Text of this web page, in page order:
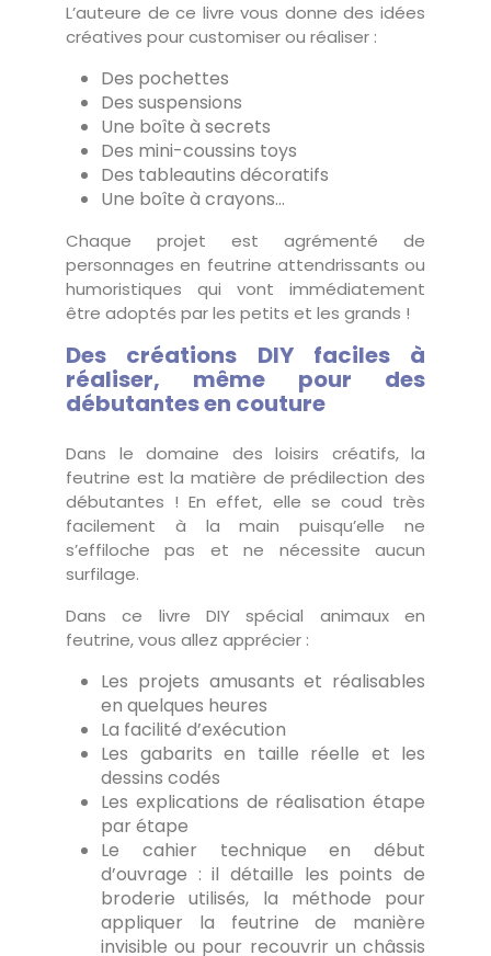
L’auteure de ce livre vous donne des idées
créatives pour customiser ou réaliser :
Des pochettes
Des suspensions
Une boîte à secrets
Des mini-coussins toys
Des tableautins décoratifs
Une boîte à crayons…
Chaque projet est agrémenté de
personnages en feutrine attendrissants ou
humoristiques qui vont immédiatement
être adoptés par les petits et les grands !
Des créations DIY faciles à
réaliser, même pour des
débutantes en couture
Dans le domaine des loisirs créatifs, la
feutrine est la matière de prédilection des
débutantes ! En effet, elle se coud très
facilement à la main puisqu’elle ne
s’effiloche pas et ne nécessite aucun
surfilage.
Dans ce livre DIY spécial animaux en
feutrine, vous allez apprécier :
Les projets amusants et réalisables
en quelques heures
La facilité d’exécution
Les gabarits en taille réelle et les
dessins codés
Les explications de réalisation étape
par étape
Le cahier technique en début
d’ouvrage : il détaille les points de
broderie utilisés, la méthode pour
appliquer la feutrine de manière
invisible ou pour recouvrir un châssis